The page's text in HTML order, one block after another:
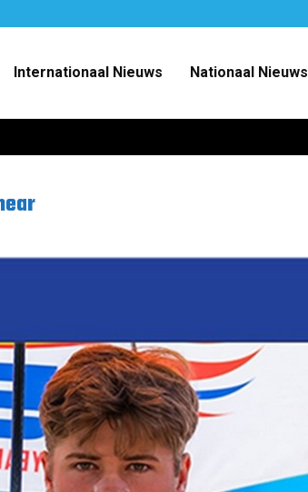
Internationaal Nieuws Nationaal Nieuws